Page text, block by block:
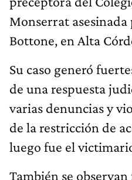
Monserrat asesinada
Bottone, en Alta
Su caso generó
de una respuesta
varias denuncias y
de la restricción de
luego fue el
También se